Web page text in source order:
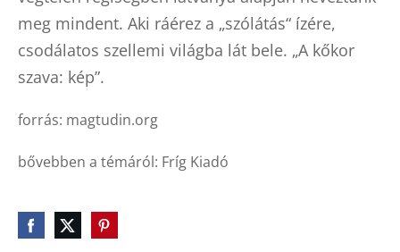
meg mindent. Aki ráérez a „szólátás“ ízére,
csodálatos szellemi világba lát bele. „A kőkor
szava: kép”.
forrás: magtudin.org
bővebben a témáról: Fríg Kiadó